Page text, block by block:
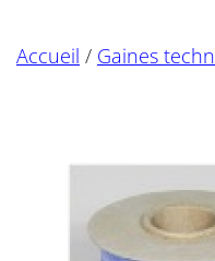
Accueil / Gaines